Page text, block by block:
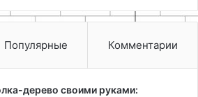
Популярные Комментарии
дерево своими руками: